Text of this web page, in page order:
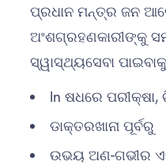
ପ୍ରଧାନ ମନ୍ତ୍ର ଜନ
ଅଂଶଗ୍ରହଣକାରୀଙ୍କୁ
ସ୍ୱାସ୍ଥ୍ୟସେବା
In ଷଧରେ ପରୀକ୍ଷା,
ଡାକ୍ତରଖାନା ପୂର୍ବରୁ
ଉଭୟ ଅଣ-ଗଭୀର